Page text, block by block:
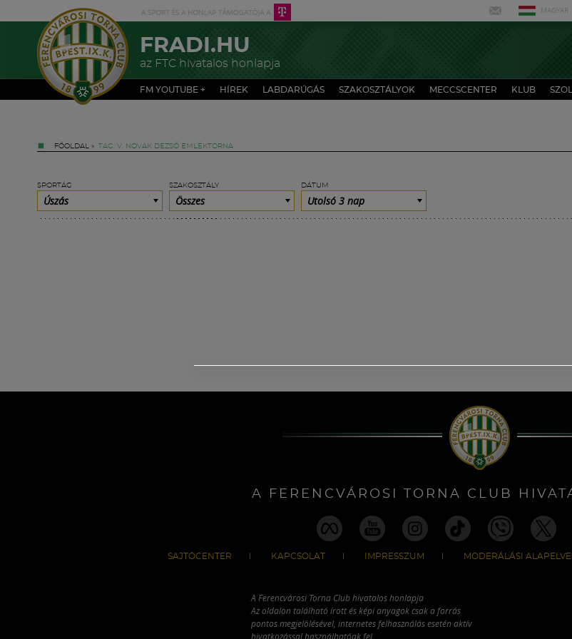
MAGYAR
FRADI.HU
az FTC hivatalos honlapja
FM YOUTUBE + HÍREK LABDARÚGÁS SZAKOSZTÁLYOK MECCSCENTER KLUB
FŐOLDAL » TAG: V. NOVÁK DEZSŐ EMLÉKTORNA
SPORTÁG
Úszás
SZAKOSZTÁLY
Összes
DÁTUM
Utolsó 3 nap
A FERENCVÁROSI TORNA CLUB
SAJTÓCENTER KAPCSOLAT IMPRESSZUM MODERÁLÁSI
A Ferencvárosi Torna Club hivatalos honlapja
Az oldalon található írott és képi anyagok csak a forrás
pontos megjelölésével, internetes felhasználás esetén aktív
hivatkozással használhatóak fel.